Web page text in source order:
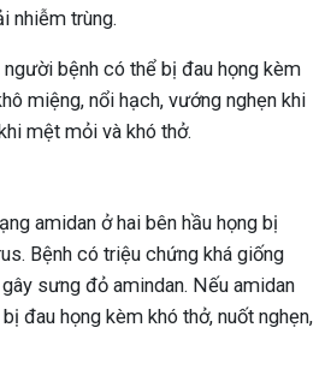
nhiễm trùng.
bệnh có thể bị đau họng kèm
miệng, nổi hạch, vướng nghẹn khi
mệt mỏi và khó thở.
amidan ở hai bên hầu họng bị
Bệnh có triệu chứng khá giống
sưng đỏ amindan. Nếu amidan
đau họng kèm khó thở, nuốt nghẹn,